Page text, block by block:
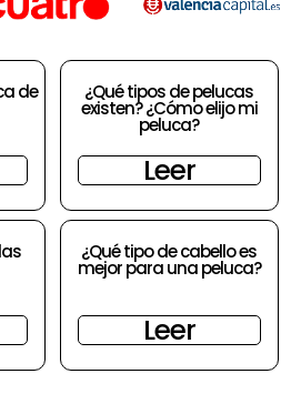
de ¿Qué tipos de pelucas
existen? ¿Cómo elijo mi
peluca?
Leer
¿Qué tipo de cabello es
mejor para una peluca?
Leer